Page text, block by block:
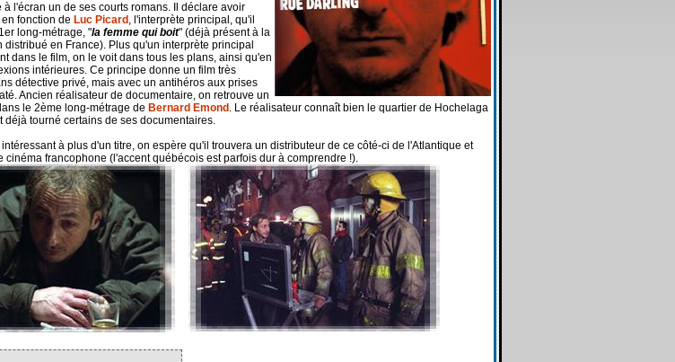
à l'écran un de ses courts romans. Il déclare avoir
fonction de Luc Picard , l'interprète principal, qu'il
long-métrage, "la femme qui boit" (déjà présent à la
en France). Plus qu'un interprète principal
dans le film, on le voit dans tous les plans, ainsi qu'en
intérieures. Ce principe donne un film très
détective privé, mais avec un antihéros aux prises
Ancien réalisateur de documentaire, on retrouve un
le 2ème long-métrage de Bernard Emond . Le réalisateur connaît bien le quartier de Hochelaga
déjà tourné certains de ses documentaires.
intéressant à plus d'un titre, on espère qu'il trouvera un distributeur de ce côté-ci de l'Atlantique et
cinéma francophone (l'accent québécois est parfois dur à comprendre !).